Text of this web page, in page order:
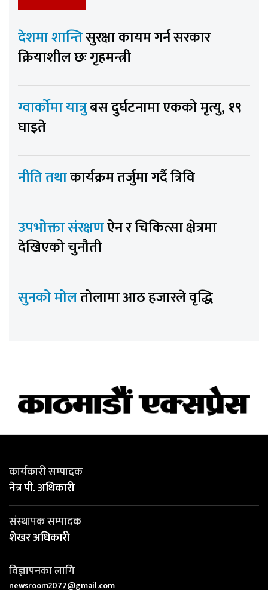
देशमा शान्तिसुरक्षा कायम गर्न सरकार
क्रियाशील छः गृहमन्त्री
ग्वार्कोमा यात्रुबस दुर्घटनामा एकको मृत्यु, १९
घाइते
नीति तथाकार्यक्रम तर्जुमा गर्दै त्रिवि
उपभोक्ता संरक्षणऐन र चिकित्सा क्षेत्रमा
देखिएको चुनौती
सुनको मोलतोलामा आठ हजारले वृद्धि
कार्यकारी सम्पादक
नेत्र पी. अधिकारी
संस्थापक सम्पादक
शेखर अधिकारी
विज्ञापनका लागि
newsroom2077@gmail.com